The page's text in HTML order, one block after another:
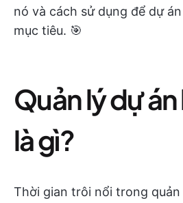
nó và cách sử dụng để dự
mục tiêu. 🎯
Quản lý dự
là gì?
Thời gian trôi nổi trong